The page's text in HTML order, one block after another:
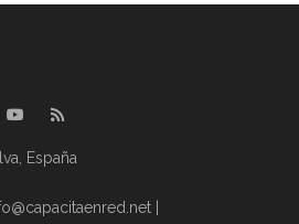
España
|